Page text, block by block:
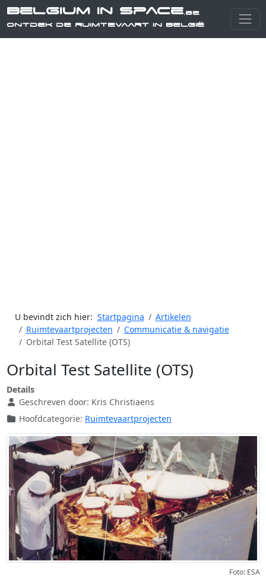
Belgium in Space.be
Ontdek de ruimtevaart in België
U bevindt zich hier: Startpagina
Artikelen
Ruimtevaartprojecten
Communicatie & navigatie
Orbital Test Satellite (OTS)
Orbital Test Satellite (OTS)
Details
Geschreven door: Kris Christiaens
Hoofdcategorie: Ruimtevaartprojecten
Foto: ESA